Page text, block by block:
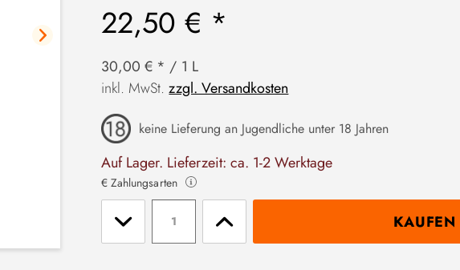
22,50 € *
30,00 € * / 1 L
inkl. MwSt.zzgl. Versandkosten
keine Lieferung an Jugendliche unter 18 Jahren
Auf Lager. Lieferzeit: ca. 1-2 Werktage
€ Zahlungsarten
KAUFEN